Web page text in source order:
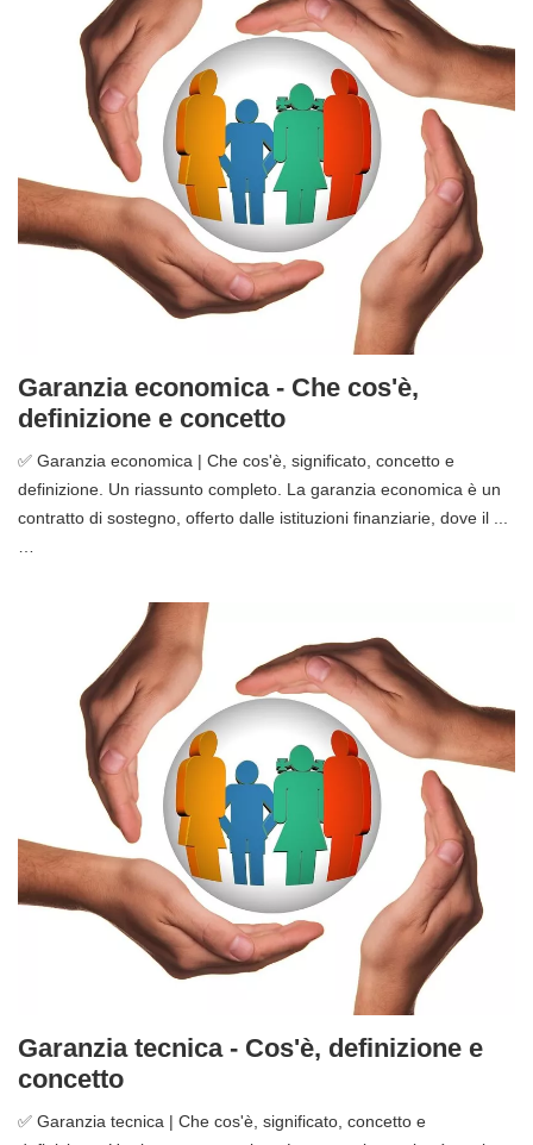
Garanzia economica - Che cos'è,
definizione e concetto
✅ Garanzia economica | Che cos'è, significato, concetto e
definizione. Un riassunto completo. La garanzia economica è un
contratto di sostegno, offerto dalle istituzioni finanziarie, dove il ...
Garanzia tecnica - Cos'è, definizione e
concetto
✅ Garanzia tecnica | Che cos'è, significato, concetto e